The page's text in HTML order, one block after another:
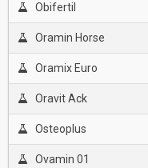
Obifertil
Oramin Horse
Oramix Euro
Oravit Ack
Osteoplus
Ovamin 01